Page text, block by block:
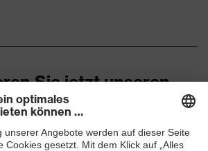
Sie jetzt unseren
Newsletter